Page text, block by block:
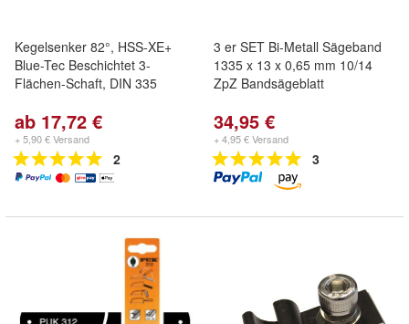
Kegelsenker 82°, HSS-XE+
Blue-Tec Beschichtet 3-
Flächen-Schaft, DIN 335
ab 17,72 €
+ 5,90 € Versand
2
3 er SET Bi-Metall Sägeband
1335 x 13 x 0,65 mm 10/14
ZpZ Bandsägeblatt
34,95 €
+ 4,95 € Versand
3